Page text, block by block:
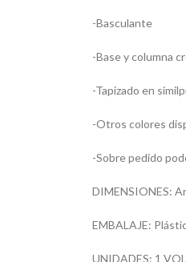
-Basculante
-Base y columna
-Tapizado en
-Otros colores
-Sobre pedido
DIMENSIONES:
EMBALAJE:
UNIDADES: 1